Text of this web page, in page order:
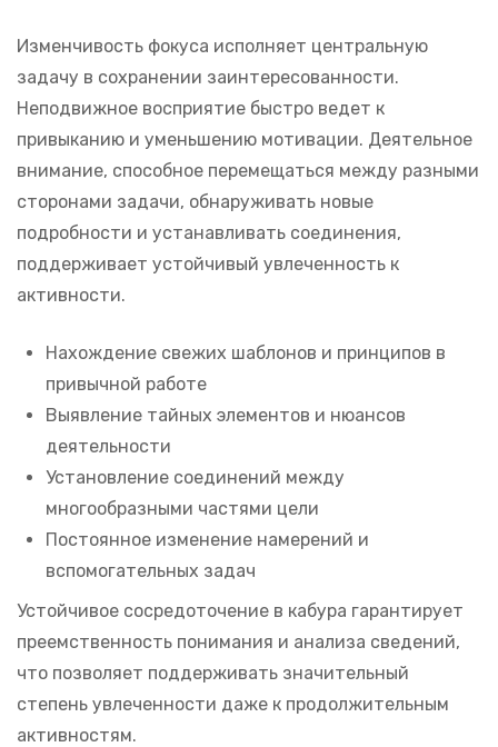
Изменчивость фокуса исполняет центральную
задачу в сохранении заинтересованности.
Неподвижное восприятие быстро ведет к
привыканию и уменьшению мотивации. Деятельное
внимание, способное перемещаться между разными
сторонами задачи, обнаруживать новые
подробности и устанавливать соединения,
поддерживает устойчивый увлеченность к
активности.
Нахождение свежих шаблонов и принципов в
привычной работе
Выявление тайных элементов и нюансов
деятельности
Установление соединений между
многообразными частями цели
Постоянное изменение намерений и
вспомогательных задач
Устойчивое сосредоточение в кабура гарантирует
преемственность понимания и анализа сведений,
что позволяет поддерживать значительный
степень увлеченности даже к продолжительным
активностям.